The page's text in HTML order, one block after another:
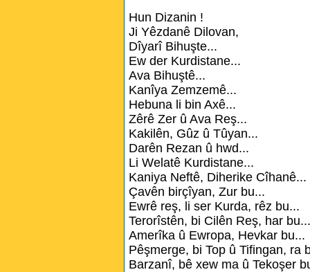
Hun Dizanin !
Ji Yêzdanê Dilovan,
Dîyarî Bihuşte...
Ew der Kurdistane...
Ava Bihuştê...
Kanîya Zemzemê...
Hebuna li bin Axê...
Zêrê Zer û Ava Reş...
Kakilên, Gûz û Tûyan...
Darên Rezan û hwd...
Li Welatê Kurdistane...
Kaniya Neftê, Diherike Cîhanê...
Çavên birçîyan, Zur bu...
Ewrê reş, li ser Kurda, rêz bu...
Terorîstên, bi Cilên Reş, har bu...
Amerîka û Ewropa, Hevkar bu...
Pêşmerge, bi Top û Tifingan, ra
Barzanî, bê xew ma û Tekoşer